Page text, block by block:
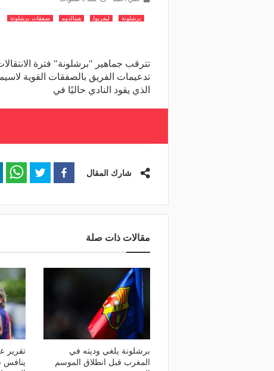
برشلونة ليفربول فينالدوم صفقات برشلونة
تترقب جماهير "برشلونة" فترة
تدعيمات الفريق بالصفقات القوية
الذي يقود النادي حاليًا في
شارك المقال
مقالات ذات صلة
برشلونة يلغي وديته في
المغرب قبل انطلاق الموسم
تقرير